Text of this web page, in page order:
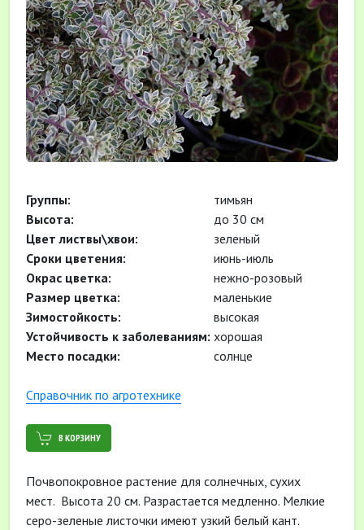
Группы:
тимьян
Высота:
до 30 см
Цвет листвы\хвои:
зеленый
Сроки цветения:
июнь-июль
Окрас цветка:
нежно-розовый
Размер цветка:
маленькие
Зимостойкость:
высокая
Устойчивость к заболеваниям: хорошая
Место посадки:
солнце
Cправочник по агротехнике
В КОРЗИНУ
Почвопокровное растение для солнечных, сухих
мест. Высота 20 см. Разрастается медленно. Мелкие
серо-зеленые листочки имеют узкий белый кант.